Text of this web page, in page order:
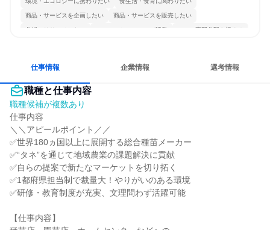
商品・サービスを企画したい 商品・サービスを販売したい
分析・リサーチしたい コミュニケーションが活発 一つの専門分野を極める
仕事情報 企業情報 選考情報
職種と仕事内容
職種候補が複数あり
仕事内容
＼＼アピールポイント／／
✅世界180ヵ国以上に展開する総合種苗メーカー
✅“タネ”を通じて地域農業の課題解決に貢献
✅自らの提案で新たなマーケットを切り拓く
✅1都府県担当制で裁量大！やりがいのある環境
✅研修・教育制度が充実、文理問わず活躍可能
【仕事内容】